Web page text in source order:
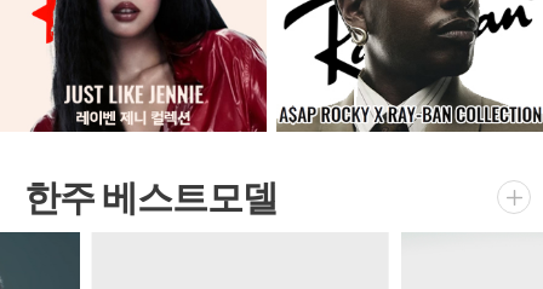
한주 베스트모델